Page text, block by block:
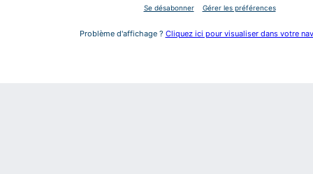
Se désabonner Gérer les préférences
Problème d'affichage ? Cliquez ici pour visualiser dans votre